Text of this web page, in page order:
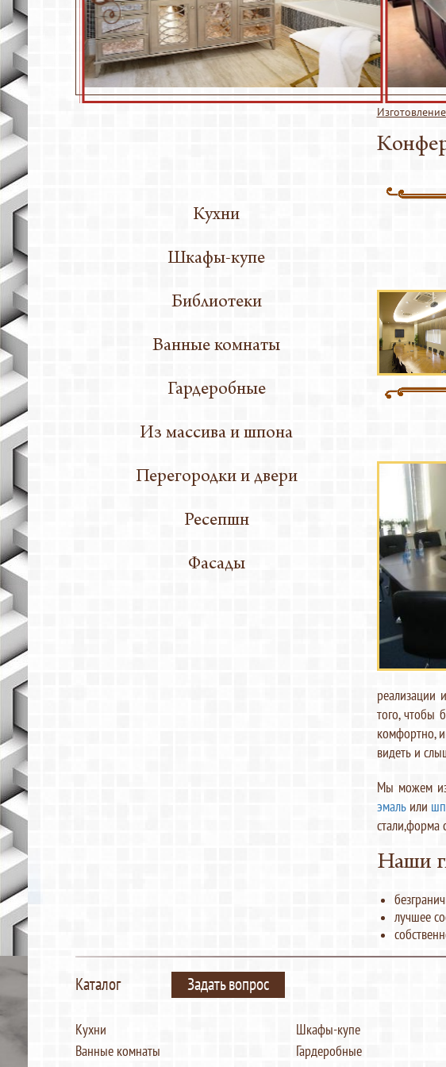
Кабинет
Конференц-залы
Матрацы
Подоконники
Кухни
Шкафы-купе
Библиотеки
Ванные комнаты
Гардеробные
Из массива и шпона
Перегородки и двери
Ресепшн
Фасады
реализации
того, чтобы
комфортно,
видеть и
Мы можем
эмаль или
стали,форма
Наши
лучшее
Каталог Задать вопрос
Кухни Шкафы-купе
Ванные комнаты
Гардеробные